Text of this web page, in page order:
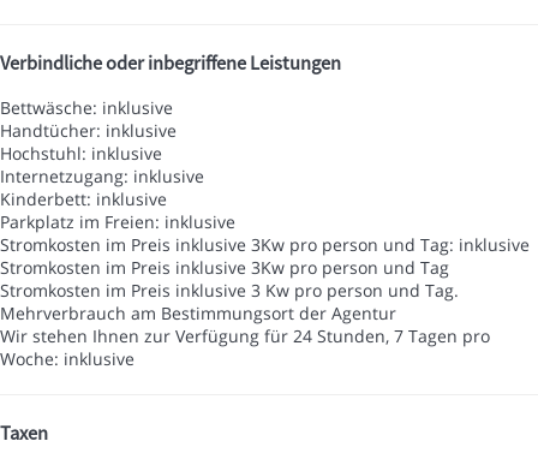
Verbindliche oder inbegriffene Leistungen
Bettwäsche: inklusive
Handtücher: inklusive
Hochstuhl: inklusive
Internetzugang: inklusive
Kinderbett: inklusive
Parkplatz im Freien: inklusive
Stromkosten im Preis inklusive 3Kw pro person und Tag: inklusive
Stromkosten im Preis inklusive 3Kw pro person und Tag
Stromkosten im Preis inklusive 3 Kw pro person und Tag.
Mehrverbrauch am Bestimmungsort der Agentur
Wir stehen Ihnen zur Verfügung für 24 Stunden, 7 Tagen pro
Woche: inklusive
Taxen